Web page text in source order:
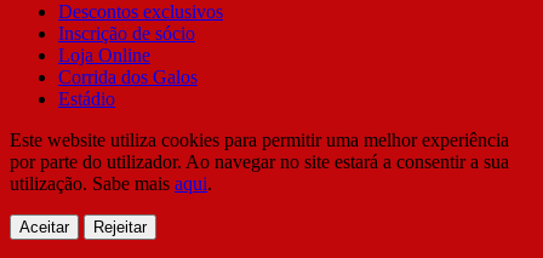
Descontos exclusivos
Inscrição de sócio
Loja Online
Corrida dos Galos
Estádio
Este website utiliza cookies para permitir uma melhor experiência
por parte do utilizador. Ao navegar no site estará a consentir a sua
utilização. Sabe mais aqui.
Aceitar Rejeitar